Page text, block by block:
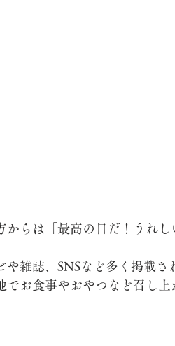
からは「最高の日だ！うれ
雑誌、SNSなど多く掲載さ
でお食事やおやつなど召し